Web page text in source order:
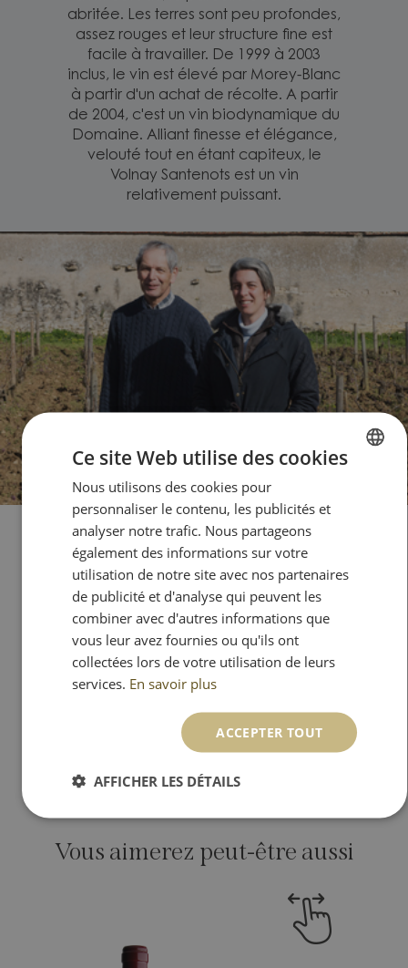
abritée. Les terres sont peu profondes,
assez rouges et leur structure fine est
facile à travailler. De 1999 à 2003
inclus, le vin est élevé par Morey-Blanc
à partir d'un achat de récolte. A partir
de 2004, c'est un vin biodynamique du
Domaine. Alliant finesse et élégance,
velouté tout en étant capiteux, le
Volnay Santenots est un vin
relativement puissant.
Domaine Pierre Morey
Au coeur de Meursault…
La surface totale du domaine de
Pierre et Anne Morey est d’environ 10
hectares, répartis en différentes
parcelles dans les villages de
Montrachet et essentiellement
Vous aimerez peut-être aussi
Ce site Web utilise des cookies
Nous utilisons des cookies pour
personnaliser le contenu, les publicités et
analyser notre trafic. Nous partageons
également des informations sur votre
utilisation de notre site avec nos partenaires
de publicité et d'analyse qui peuvent les
combiner avec d'autres informations que
vous leur avez fournies ou qu'ils ont
collectées lors de votre utilisation de leurs
services. En savoir plus
ACCEPTER TOUT
AFFICHER LES DÉTAILS